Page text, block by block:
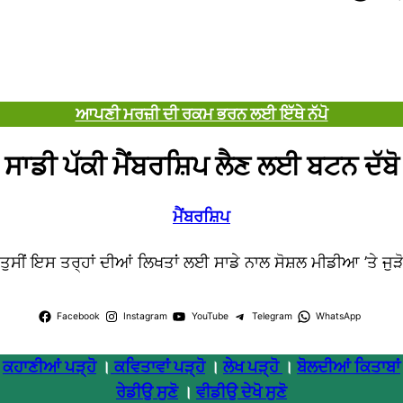
ਆਪਣੀ ਮਰਜ਼ੀ ਦੀ ਰਕਮ ਭਰਨ ਲਈ ਇੱਥੇ ਨੱਪੋ
ਸਾਡੀ ਪੱਕੀ ਮੈਂਬਰਸ਼ਿਪ ਲੈਣ ਲਈ ਬਟਨ ਦੱਬੋ
ਮੈਂਬਰਸ਼ਿਪ
ਤੁਸੀਂ ਇਸ ਤਰ੍ਹਾਂ ਦੀਆਂ ਲਿਖਤਾਂ ਲਈ ਸਾਡੇ ਨਾਲ ਸੋਸ਼ਲ ਮੀਡੀਆ ’ਤੇ ਜੁੜੋ
Facebook Instagram YouTube Telegram WhatsApp
ਕਹਾਣੀਆਂ ਪੜ੍ਹੋ। ਕਵਿਤਾਵਾਂ ਪੜ੍ਹੋ।ਲੇਖ ਪੜ੍ਹੋ । ਬੋਲਦੀਆਂ ਕਿਤਾਬਾਂ
ਰੇਡੀਉ ਸੁਣੋ। ਵੀਡੀਉ ਦੇਖੋ ਸੁਣੋ